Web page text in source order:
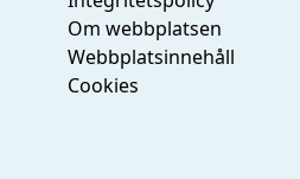
Om webbplatsen
Webbplatsinnehåll
Cookies